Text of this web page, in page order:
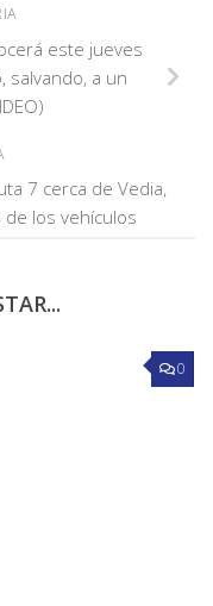
este jueves
salvando, a un
7 cerca de Vedia,
los vehículos
0